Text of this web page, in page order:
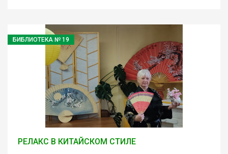
БИБЛИОТЕКА № 19
РЕЛАКС В КИТАЙСКОМ СТИЛЕ